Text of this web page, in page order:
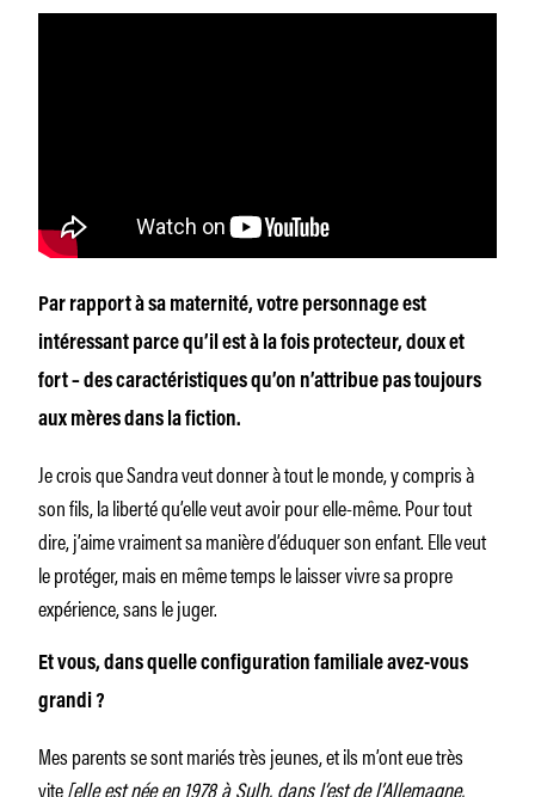
Par rapport à sa maternité, votre personnage est
intéressant parce qu’il est à la fois protecteur, doux et
fort – des caractéristiques qu’on n’attribue pas toujours
aux mères dans la fiction.
Je crois que Sandra veut donner à tout le monde, y compris à
son fils, la liberté qu’elle veut avoir pour elle-même. Pour tout
dire, j’aime vraiment sa manière d’éduquer son enfant. Elle veut
le protéger, mais en même temps le laisser vivre sa propre
expérience, sans le juger.
Et vous, dans quelle configuration familiale avez-vous
grandi ?
Mes parents se sont mariés très jeunes, et ils m’ont eue très
vite[elle est née en 1978 à Sulh, dans l’est de l’Allemagne,